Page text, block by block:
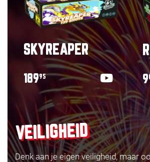
SKYREAPER
18995
VEILIGHEID
Denk aan je eigen veiligheid, maar